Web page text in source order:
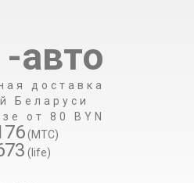
-авто
доставка
Беларуси
от 80 BYN
(МТС)
(life)